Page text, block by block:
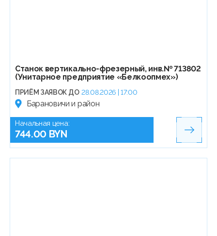
Станок вертикально-фрезерный, инв.№ 713802
(Унитарное предприятие «Белкоопмех»)
ПРИЁМ ЗАЯВОК ДО 28.08.2026 | 17:00
Барановичи и район
Начальная цена:
744.00 BYN